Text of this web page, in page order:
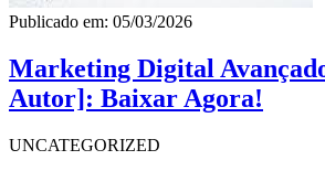
Publicado em: 05/03/2026
Marketing Digital
Autor]: Baixar Agora!
UNCATEGORIZED